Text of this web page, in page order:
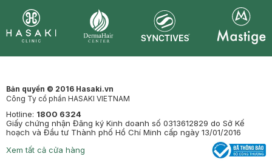
Bản quyền © 2016 Hasaki.vn
Công Ty cổ phần HASAKI VIETNAM
Hotline: 1800 6324
Giấy chứng nhận Đăng ký Kinh doanh số 0313612829 do Sở Kế
hoạch và Đầu tư Thành phố Hồ Chí Minh cấp ngày 13/01/2016
Xem tất cả cửa hàng